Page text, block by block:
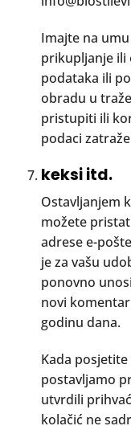
Imajte na
prikupljanje
podataka ili
obradu u
pristupiti ili
podaci
keksi itd.
Ostavljanjem
možete
adrese e-
je za vašu
ponovno
novi
godinu dana.
Kada
postavljamo
utvrdili
kolačić ne